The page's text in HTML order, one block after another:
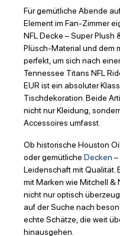
Für gemütliche Abende
Element im Fan-Zimmer
NFL Decke – Super Plush
Plüsch-Material und dem
perfekt, um sich nach
Tennessee Titans NFL
EUR ist ein absoluter
Tischdekoration. Beide
nicht nur Kleidung,
Accessoires umfasst.
Ob historische Houston
oder gemütliche Decken –
Leidenschaft mit Qualität.
mit Marken wie Mitchell &
nicht nur optisch
auf der Suche nach
echte Schätze, die weit
hinausgehen.